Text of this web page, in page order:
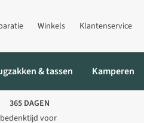
Winkels Klantenservice
& tassen Kamperen
365 DAGEN
bedenktijd voor